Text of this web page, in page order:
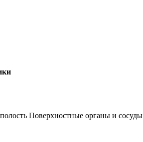
Поверхностные органы и сосуды